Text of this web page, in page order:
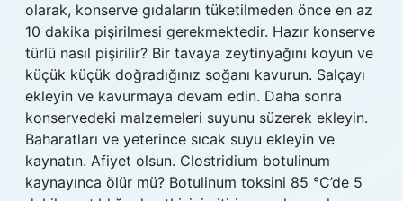
olarak, konserve gıdaların tüketilmeden önce en az
10 dakika pişirilmesi gerekmektedir. Hazır konserve
türlü nasıl pişirilir? Bir tavaya zeytinyağını koyun ve
küçük küçük doğradığınız soğanı kavurun. Salçayı
ekleyin ve kavurmaya devam edin. Daha sonra
konservedeki malzemeleri suyunu süzerek ekleyin.
Baharatları ve yeterince sıcak suyu ekleyin ve
kaynatın. Afiyet olsun. Clostridium botulinum
kaynayınca ölür mü? Botulinum toksini 85 °C’de 5